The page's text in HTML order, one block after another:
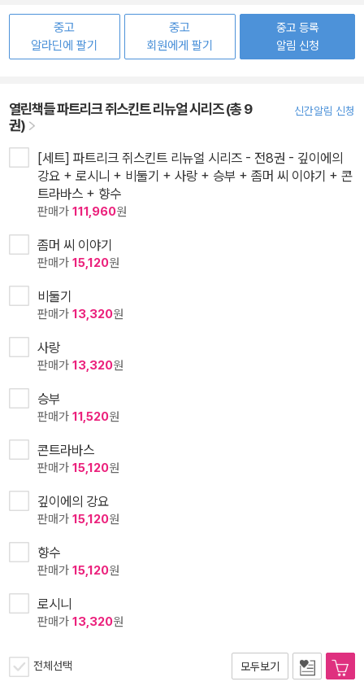
중고
알라딘에 팔기
중고
회원에게 팔기
중고 등록
알림 신청
열린책들 파트리크 쥐스킨트 리뉴얼 시리즈 (총 9
권)
신간알림 신청
[세트] 파트리크 쥐스킨트 리뉴얼 시리즈 - 전8권 - 깊이에의
강요 + 로시니 + 비둘기 + 사랑 + 승부 + 좀머 씨 이야기 + 콘
트라바스 + 향수
판매가 111,960원
좀머 씨 이야기
판매가 15,120원
비둘기
판매가 13,320원
사랑
판매가 13,320원
승부
판매가 11,520원
콘트라바스
판매가 15,120원
깊이에의 강요
판매가 15,120원
향수
판매가 15,120원
로시니
판매가 13,320원
전체선택 모두보기